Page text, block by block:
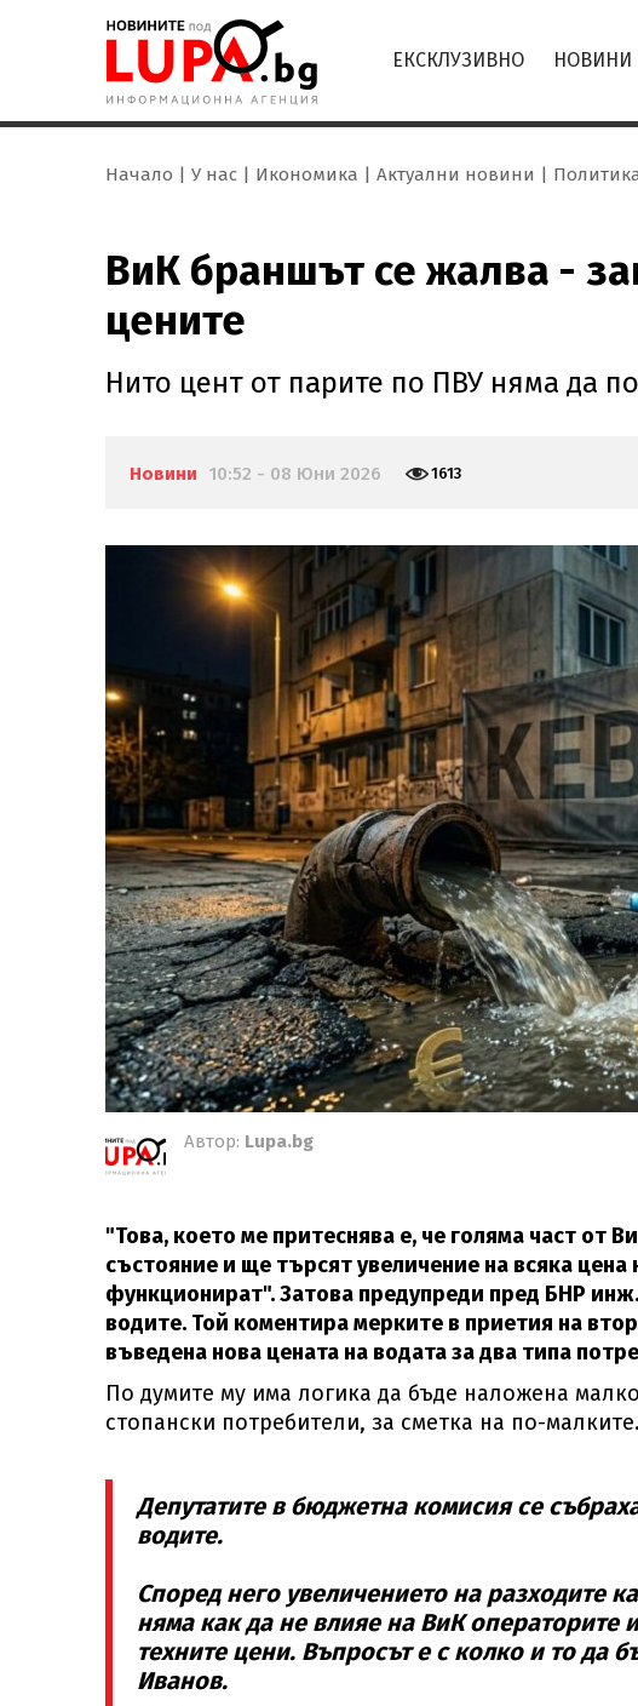
ЕКСКЛУЗИВНО НОВИНИ
Начало У нас Икономика Актуални новини
ВиК браншът се жалва -
цените
Нито цент от парите по ПВУ няма да
Новини 10:52 - 08 Юни 2026 1613
Автор: Lupa.bg
"Това, което ме притеснява е, че голяма част от
състояние и ще търсят увеличение на всяка
функционират". Затова предупреди пред БНР
водите. Той коментира мерките в приетия на
въведена нова цената на водата за два типа
По думите му има логика да бъде наложена
стопански потребители, за сметка на по-малките.
Депутатите в бюджетна комисия се
водите.
Според него увеличението на разходите
няма как да не влияе на ВиК операторите
техните цени. Въпросът е с колко и то да
Иванов.